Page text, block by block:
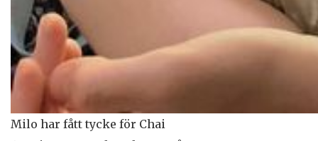
Milo har fått tycke för Chai